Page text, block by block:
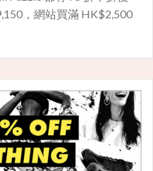
，網站買滿 HK$2,500